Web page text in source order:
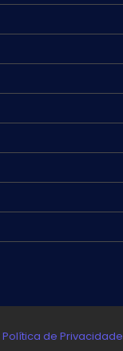
Política de Privacidade